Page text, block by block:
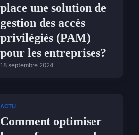
place une solution de
gestion des accès
privilégiés (PAM)
pour les entreprises?
18 septembre 2024
ACTU
Comment optimiser